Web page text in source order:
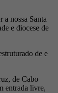
nossa Santa
e diocese de
de e
de Cabo
entrada livre,